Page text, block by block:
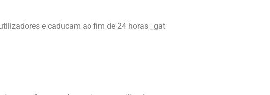
e caducam ao fim de 24 horas _gat